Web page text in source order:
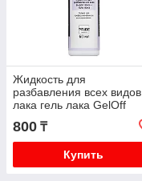
Жидкость для
разбавления всех видов
лака гель лака GelOff
800 ₸
Купить